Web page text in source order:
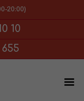
20:00)
10